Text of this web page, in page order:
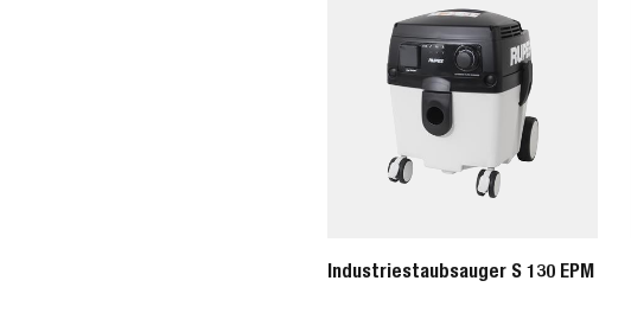
Industriestaubsauger S 130 EPM